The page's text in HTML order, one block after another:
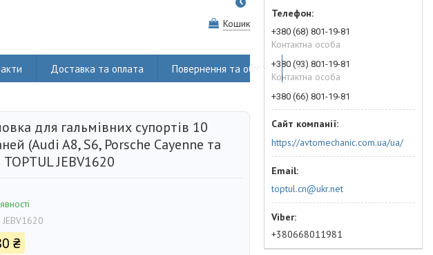
Кошик
Доставка та оплата Повернення та обмін Статті
для гальмівних супортів 10
(Audi A8, S6, Porsche Cayenne та
TOPTUL JEBV1620
JEBV1620
₴
+380 (68) 801-19-81
Контактна особа
+380 (93) 801-19-81
Контактна особа
+380 (66) 801-19-81
https://avtomechanic.com.ua/ua/
toptul.cn@ukr.net
+380668011981